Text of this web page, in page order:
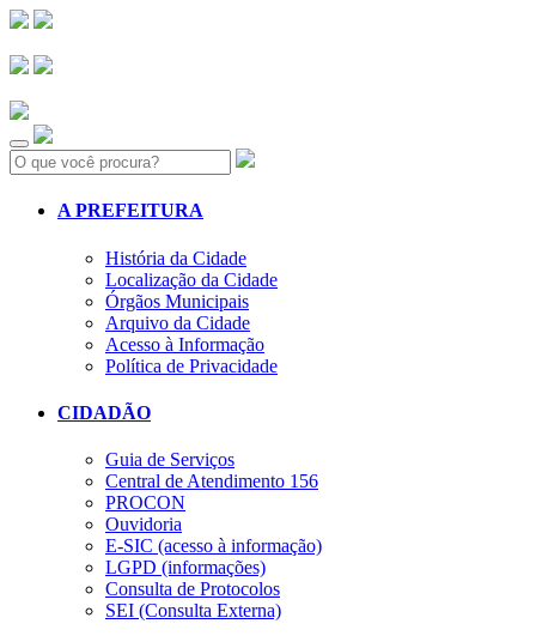
Search:
A PREFEITURA
História da Cidade
Localização da Cidade
Órgãos Municipais
Arquivo da Cidade
Acesso à Informação
Política de Privacidade
CIDADÃO
Guia de Serviços
Central de Atendimento 156
PROCON
Ouvidoria
E-SIC (acesso à informação)
LGPD (informações)
Consulta de Protocolos
SEI (Consulta Externa)